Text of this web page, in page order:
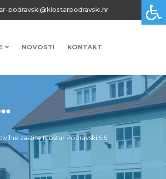
podravski@klostarpodravski.hr
NOVOSTI KONTAKT
zaštite Kloštar Podravski 5.5.